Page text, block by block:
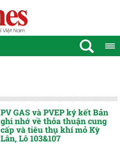
PV GAS và PVEP ký kết Bản
ghi nhớ về thỏa thuận cung
cấp và tiêu thụ khí mỏ Kỳ
Lân, Lô 103&107